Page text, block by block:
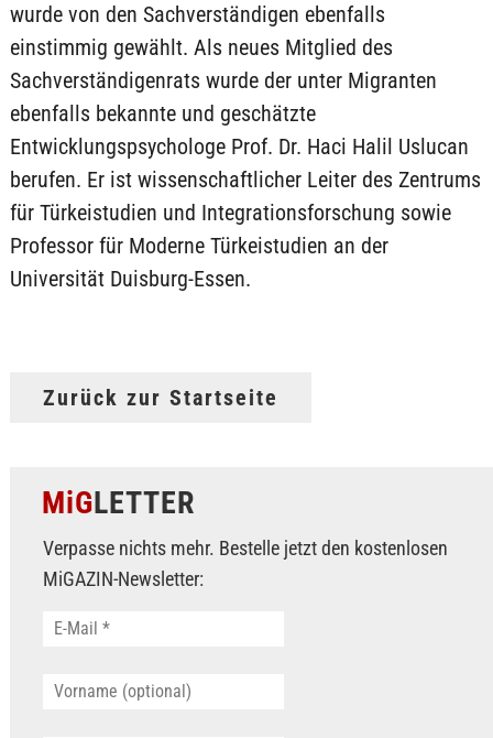
wurde von den Sachverständigen ebenfalls
einstimmig gewählt. Als neues Mitglied des
Sachverständigenrats wurde der unter Migranten
ebenfalls bekannte und geschätzte
Entwicklungspsychologe Prof. Dr. Haci Halil Uslucan
berufen. Er ist wissenschaftlicher Leiter des Zentrums
für Türkeistudien und Integrationsforschung sowie
Professor für Moderne Türkeistudien an der
Universität Duisburg-Essen.
Zurück zur Startseite
MiGLETTER
Verpasse nichts mehr. Bestelle jetzt den kostenlosen
MiGAZIN-Newsletter: